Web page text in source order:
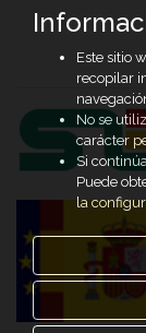
Este sitio
recopilar
No se
carácter
Si
Puede
la